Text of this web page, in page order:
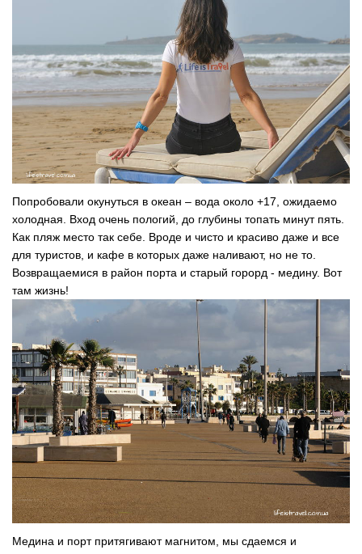
Попробовали окунуться в океан – вода около +17, ожидаемо
холодная. Вход очень пологий, до глубины топать минут пять.
Как пляж место так себе. Вроде и чисто и красиво даже и все
для туристов, и кафе в которых даже наливают, но не то.
Возвращаемися в район порта и старый горорд - медину. Вот
там жизнь!
Медина и порт притягивают магнитом, мы сдаемся и